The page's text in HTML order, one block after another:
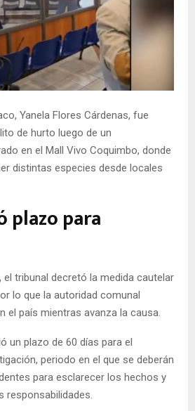
Yanela Flores Cárdenas, fue
de hurto luego de un
en el Mall Vivo Coquimbo, donde
distintas especies desde locales
plazo para
tribunal decretó la medida cautelar
lo que la autoridad comunal
el país mientras avanza la causa.
un plazo de 60 días para el
periodo en el que se deberán
para esclarecer los hechos y
responsabilidades.